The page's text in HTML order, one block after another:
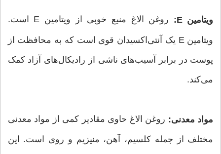
ویتامین E: روغن الاغ منبع خوبی از ویتامین E است.
ویتامین E یک آنتی‌اکسیدان قوی است که به محافظت از
پوست در برابر آسیب‌های ناشی از رادیکال‌های آزاد کمک
می‌کند.
مواد معدنی: روغن الاغ حاوی مقادیر کمی از مواد معدنی
مختلف از جمله کلسیم، آهن، منیزیم و روی است. این